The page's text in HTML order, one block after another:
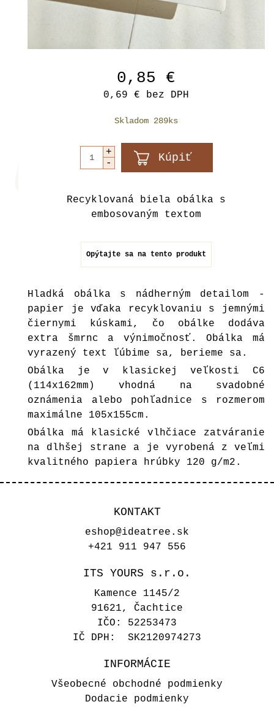
0,85 €
0,69 € bez DPH
Skladom 289ks
Recyklovaná biela obálka s
embosovaným textom
Opýtajte sa na tento produkt
Hladká obálka s nádherným detailom -
papier je vďaka recyklovaniu s jemnými
čiernymi kúskami, čo obálke dodáva
extra šmrnc a výnimočnosť. Obálka má
vyrazený text ľúbime sa, berieme sa.
Obálka je v klasickej veľkosti C6
(114x162mm) vhodná na svadobné
oznámenia alebo pohľadnice s rozmerom
maximálne 105x155cm.
Obálka má klasické vlhčiace zatváranie
na dlhšej strane a je vyrobená z veľmi
kvalitného papiera hrúbky 120 g/m2.
KONTAKT
eshop@ideatree.sk
+421 911 947 556
ITS YOURS s.r.o.
Kamence 1145/2
91621, Čachtice
IČO: 52253473
IČ DPH: SK2120974273
INFORMÁCIE
Všeobecné obchodné podmienky
Dodacie podmienky